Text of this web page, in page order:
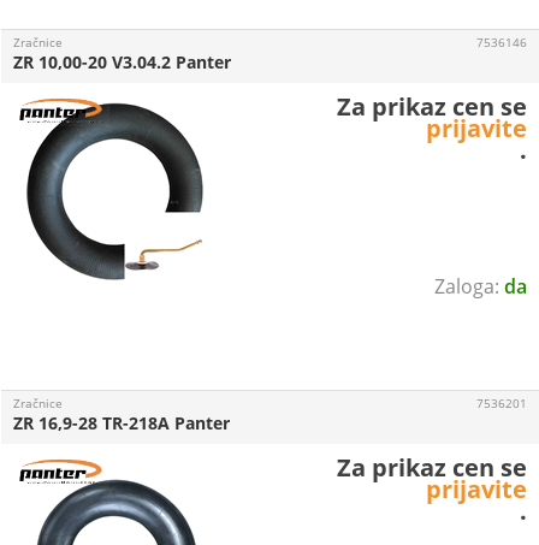
da
Zračnice
ZR 10,00-20 V3.04.2 Panter
7536146
Za prikaz cen se
prijavite
.
Zračnice
ZR 16,9-28 TR-218A Panter
7536201
Za prikaz cen se
prijavite
.